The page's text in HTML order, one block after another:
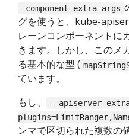
-component-extra-args
グを使うと、kube-
レーンコンポーネントに
きます。しかし、このメ
る基本的な型 (
ています。
もし、
--apiserver-
ンマで区切られた複数の